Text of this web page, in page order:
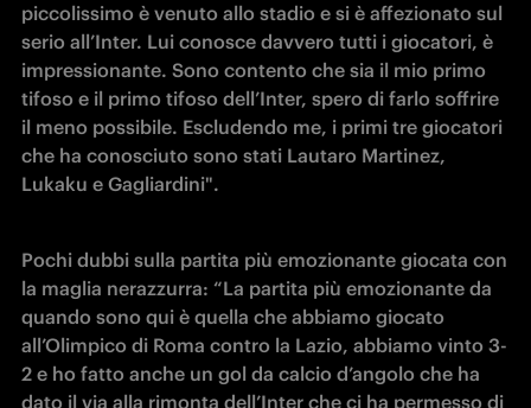
piccolissimo è venuto allo stadio e si è affezionato sul
serio all’Inter. Lui conosce davvero tutti i giocatori, è
impressionante. Sono contento che sia il mio primo
tifoso e il primo tifoso dell’Inter, spero di farlo soffrire
il meno possibile. Escludendo me, i primi tre giocatori
che ha conosciuto sono stati Lautaro Martinez,
Lukaku e Gagliardini".
Pochi dubbi sulla partita più emozionante giocata con
la maglia nerazzurra: “La partita più emozionante da
quando sono qui è quella che abbiamo giocato
all’Olimpico di Roma contro la Lazio, abbiamo vinto 3-
2 e ho fatto anche un gol da calcio d’angolo che ha
dato il via alla rimonta dell’Inter che ci ha permesso di